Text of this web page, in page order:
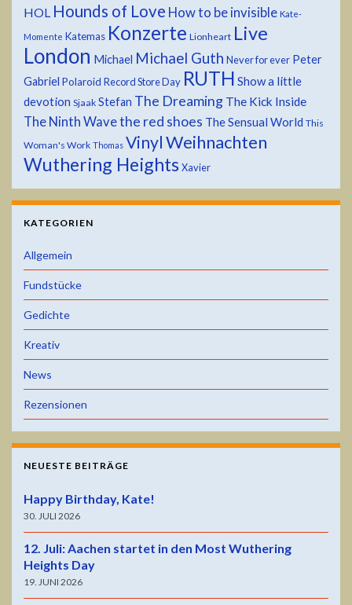
HOL Hounds of Love How to be invisible Kate-
Momente Katemas Konzerte Lionheart Live
London Michael Michael Guth Never for ever Peter
Gabriel Polaroid Record Store Day RUTH Show a little
devotion Sjaak Stefan The Dreaming The Kick Inside
The Ninth Wavethe red shoes The Sensual World This
Woman's Work Thomas VinylWeihnachten
Wuthering Heights Xavier
KATEGORIEN
Allgemein
Fundstücke
Gedichte
Kreativ
News
Rezensionen
NEUESTE BEITRÄGE
Happy Birthday, Kate!
30. JULI 2026
12. Juli: Aachen startet in den Most Wuthering
Heights Day
19. JUNI 2026